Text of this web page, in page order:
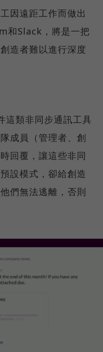
因遠距工作而做出
Slack，將是一把
造者難以進行深度
這類非同步通訊工具
成員（管理者、創
回覆，讓這些非同
設模式，卻給創造
們無法逃離，否則